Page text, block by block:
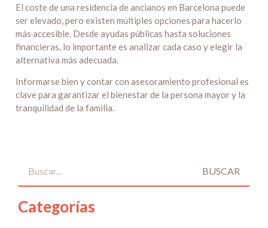
El coste de una residencia de ancianos en Barcelona puede
ser elevado, pero existen múltiples opciones para hacerlo
más accesible. Desde ayudas públicas hasta soluciones
financieras, lo importante es analizar cada caso y elegir la
alternativa más adecuada.
Informarse bien y contar con asesoramiento profesional es
clave para garantizar el bienestar de la persona mayor y la
tranquilidad de la familia.
BUSCAR
Categorías